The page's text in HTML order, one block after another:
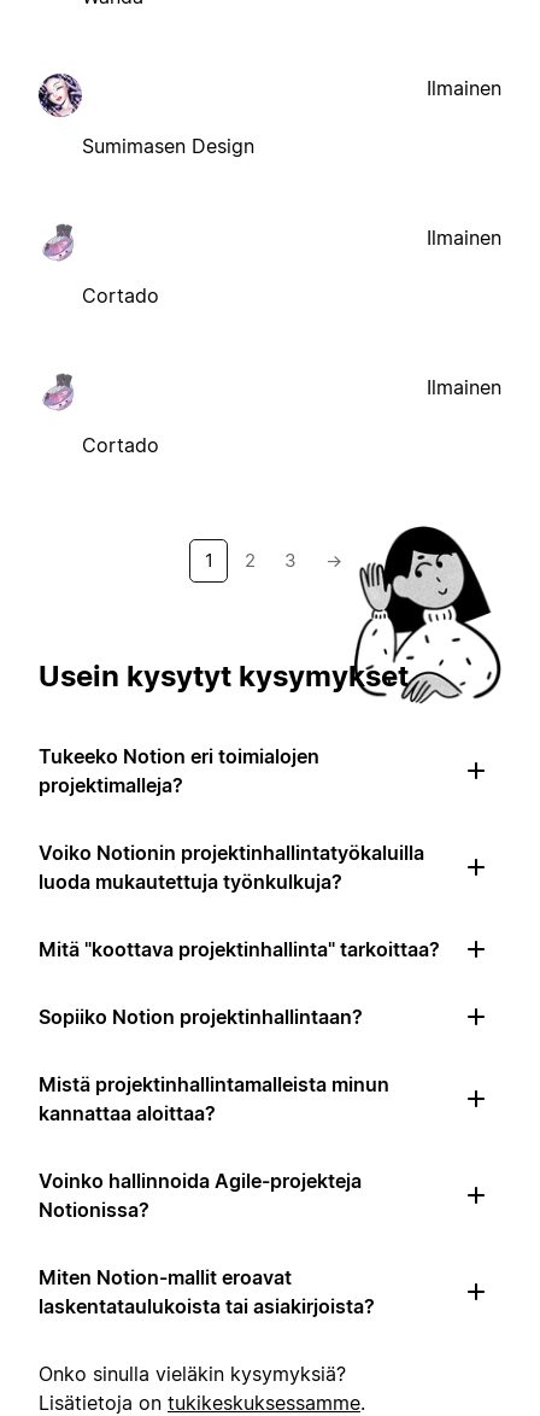
Sumimasen Design
Ilmainen
Cortado
Ilmainen
Cortado
Ilmainen
1 2 3 →
Usein kysytyt kysymykset
Tukeeko Notion eri toimialojen
projektimalleja?
Voiko Notionin projektinhallintatyökaluilla
luoda mukautettuja työnkulkuja?
Mitä "koottava projektinhallinta" tarkoittaa?
Sopiiko Notion projektinhallintaan?
Mistä projektinhallintamalleista minun
kannattaa aloittaa?
Voinko hallinnoida Agile-projekteja
Notionissa?
Miten Notion-mallit eroavat
laskentataulukoista tai asiakirjoista?
Onko sinulla vieläkin kysymyksiä?
Lisätietoja on tukikeskuksessamme.